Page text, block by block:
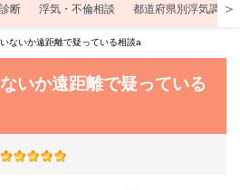
断 浮気・不倫相談 都道府県別浮気調査＞
ないか遠距離で疑っている相談a
いか遠距離で疑っている